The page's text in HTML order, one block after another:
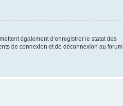
également d’enregistrer le statut des
de connexion et de déconnexion au forum,